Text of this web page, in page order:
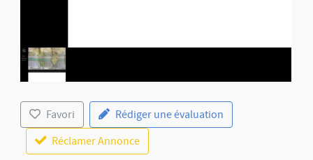
Favori
Rédiger une évaluation
Réclamer Annonce